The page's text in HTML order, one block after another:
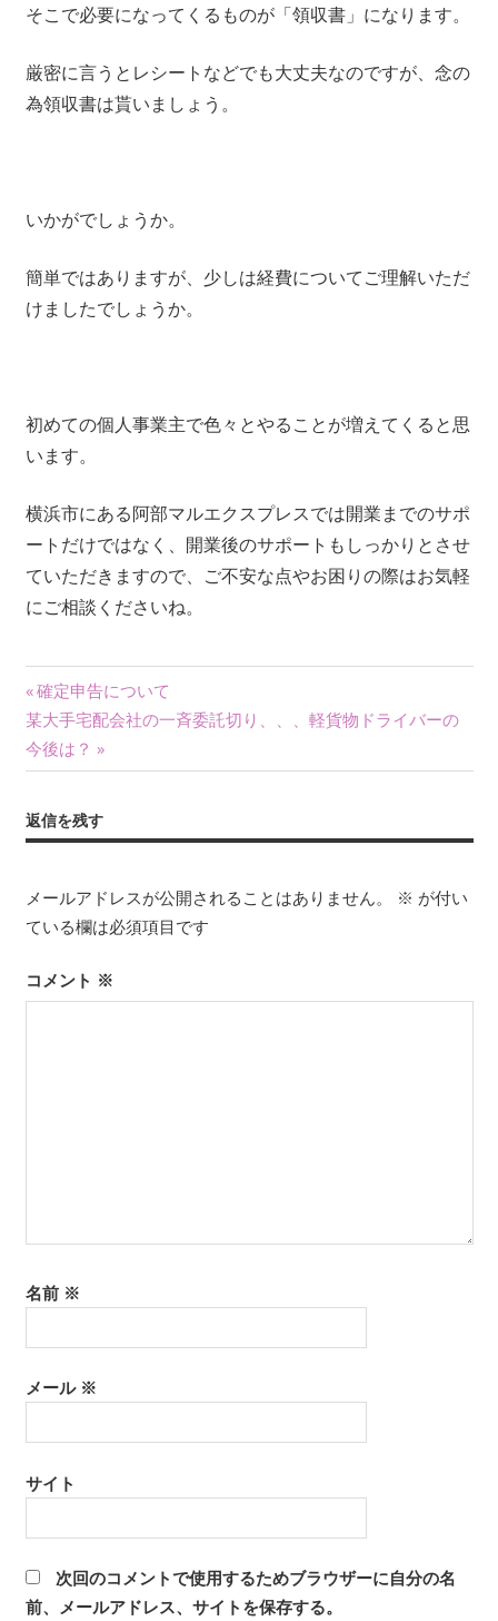
そこで必要になってくるものが「領収書」になります。
厳密に言うとレシートなどでも大丈夫なのですが、念の
為領収書は貰いましょう。
いかがでしょうか。
簡単ではありますが、少しは経費についてご理解いただ
けましたでしょうか。
初めての個人事業主で色々とやることが増えてくると思
います。
横浜市にある阿部マルエクスプレスでは開業までのサポ
ートだけではなく、開業後のサポートもしっかりとさせ
ていただきますので、ご不安な点やお困りの際はお気軽
にご相談くださいね。
投
稿
ナ
ビ
ー
ョ
前
の
記
事:
確定申告について
次
の
記
某大手宅配会社の一斉委託切り、、、軽貨物ドライバーの
今後は？
返信を残す
メールアドレスが公開されることはありません。 ※ が付い
ている欄は必須項目です
コメント ※
名前 ※
メール ※
サイト
次回のコメントで使用するためブラウザーに自分の名
前、メールアドレス、サイトを保存する。